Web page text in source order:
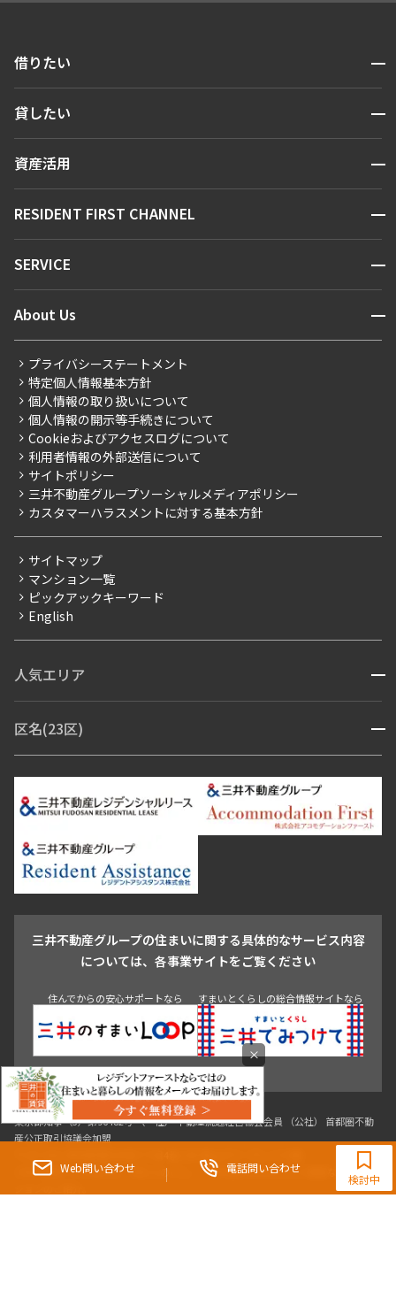
Web問い合わせ 電話問い合わせ
0120-321-364
9:30~18:00（水曜定休）
検討中
借りたい 開閉
人気エリアから探す
新着情報から探す
新着募集情報
こだわりから探す
こだわり一覧
プレミアムマンション
新築
当社限定（港区・渋谷区）
当社限定（港区・渋谷区以外）
三井不動産企画
賃料改定
フリーレント
ペット可
ブランドマンション
貸したい 開閉
お問い合わせ
資産活用 開閉
お問い合わせ
RESIDENT FIRST CHANNEL 開閉
マンションレポート
住まいのコラム
SERVICE 開閉
会員ページ
ご入居・提携サービス
お部屋探しからご契約まで
よくあるご質問
社宅紹介
【仲介会社様向け】当社仲介事業部取り扱い物件入居申込
About Us 開閉
会社情報
事業案内
採用情報
ニュースリリース
お問い合わせ
プライバシーステートメント
特定個人情報基本方針
個人情報の取り扱いについて
個人情報の開示等手続きについて
Cookieおよびアクセスログについて
利用者情報の外部送信について
サイトポリシー
三井不動産グループソーシャルメディアポリシー
カスタマーハラスメントに対する基本方針
サイトマップ
マンション一覧
ピックアックキーワード
English
人気エリア 開閉
青山・表参道・原宿
市ヶ谷・神楽坂・飯田橋
三田・芝・浜松町
芝浦・汐留・品川
月島・勝どき・豊洲
本郷・春日・小石川
目白・高田馬場・早稲田
中野・荻窪
池尻大橋・三軒茶屋
祐天寺・学芸大学・自由が丘
駒沢・用賀・二子玉川
成城・砧
青山 渋谷 東京・大手町 新宿 品川
目黒・中目黒
区名(23区) 開閉
江東区 台東区 墨田区
中野区
豊島区
杉並区 板橋区 練馬区 荒川区
足立区
葛飾区
江戸川区
三井不動産グループの住まいに関する具体的なサービス内容
については、各事業サイトをご覧ください
住んでからの安心サポートなら すまいとくらしの総合情報サイトなら
東京都知事（3）第96482号 （一社） 不動産流通経営協会会員 （公社） 首都圏不動
産公正取引協議会加盟
三井の賃貸「いちばんに、住む人のこと。」 東京都心を中心とした豊富な賃貸マン
×